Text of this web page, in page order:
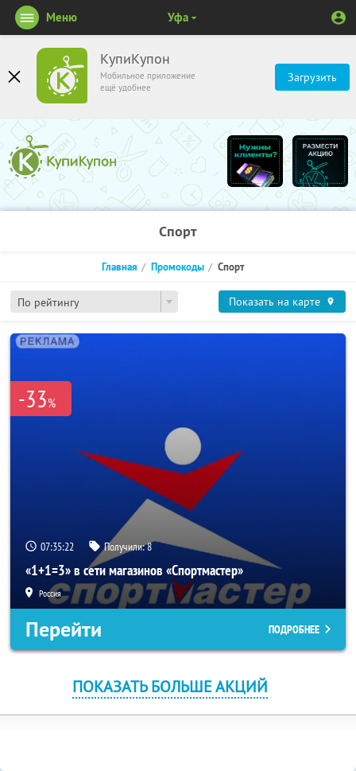
КупиКупон
Мобильное приложение
ещё удобнее
Загрузить
Меню Уфа
Спорт
По рейтингу
Главная Промокоды Спорт
Показать на карте
-33%
07:35:21 Получили:8
«1+1=3» в сети магазинов «Спортмастер»
Россия
Перейти ПОДРОБНЕЕ
ПОКАЗАТЬ БОЛЬШЕ АКЦИЙ